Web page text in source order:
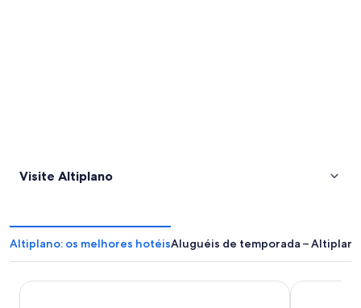
Visite Altiplano
Altiplano: os melhores hotéisAluguéis de temporada – Altiplano
Hotel de Sal Luna Salada Hotel